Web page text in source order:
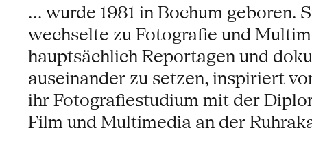
... wurde 1981 in Bochum geboren.
wechselte zu Fotografie und
hauptsächlich Reportagen und
auseinander zu setzen, inspiriert
ihr Fotografiestudium mit der
Film und Multimedia an der